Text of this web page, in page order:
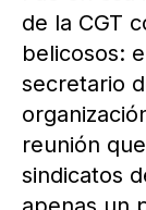
de la CGT
belicosos:
secretario
reunión
sindicatos